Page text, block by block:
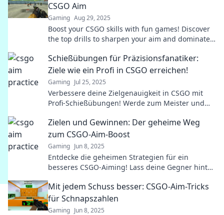
CSGO Aim
Gaming Aug 29, 2025
Boost your CSGO skills with fun games! Discover
the top drills to sharpen your aim and dominate
Schießübungen für Präzisionsfanatiker:
Ziele wie ein Profi in CSGO erreichen!
Gaming Jul 25, 2025
Verbessere deine Zielgenauigkeit in CSGO mit
Profi-Schießübungen! Werde zum Meister und
Zielen und Gewinnen: Der geheime Weg
zum CSGO-Aim-Boost
Gaming Jun 8, 2025
Entdecke die geheimen Strategien für ein
besseres CSGO-Aiming! Lass deine Gegner hinter
Mit jedem Schuss besser: CSGO-Aim-Tricks
für Schnapszahlen
Gaming Jun 8, 2025